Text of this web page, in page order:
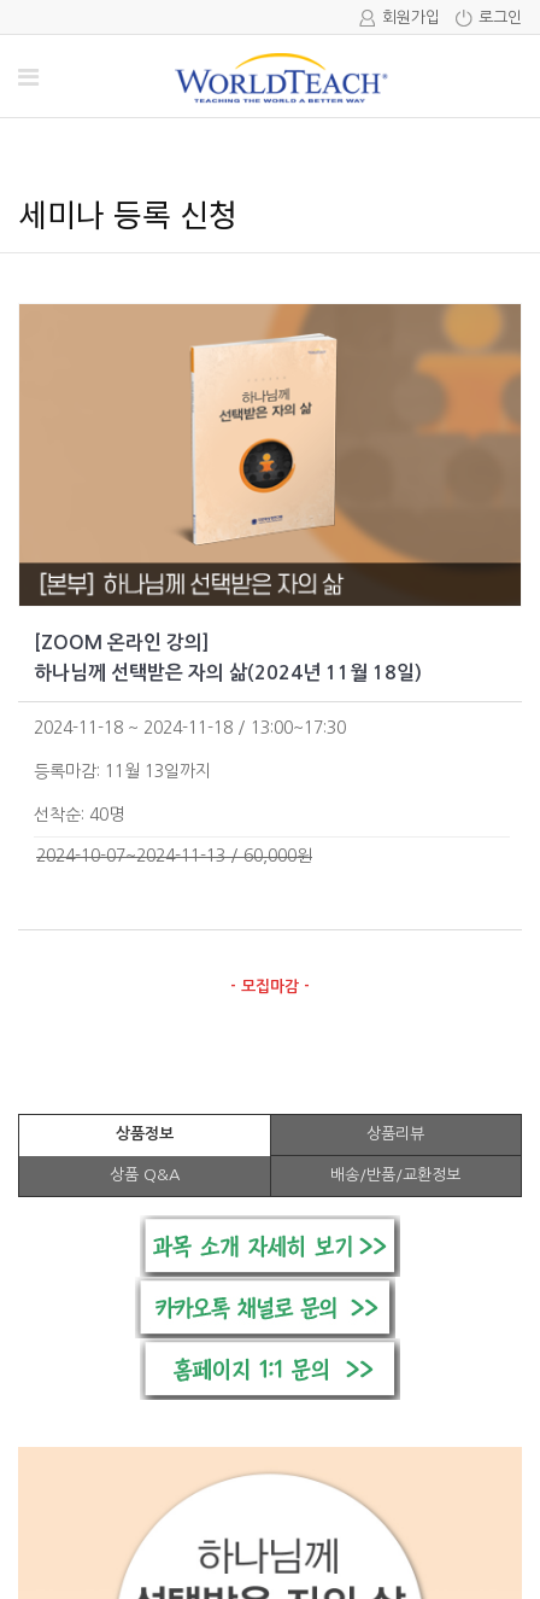
로그인
회원가입
세미나 등록 신청
[ZOOM 온라인 강의]
하나님께 선택받은 자의 삶(2024년 11월 18일)
2024-11-18 ~ 2024-11-18 / 13:00~17:30
등록마감: 11월 13일까지
선착순: 40명
2024-10-07~2024-11-13 / 60,000원
- 모집마감 -
상품정보 상품리뷰
상품 Q&A 배송/반품/교환정보